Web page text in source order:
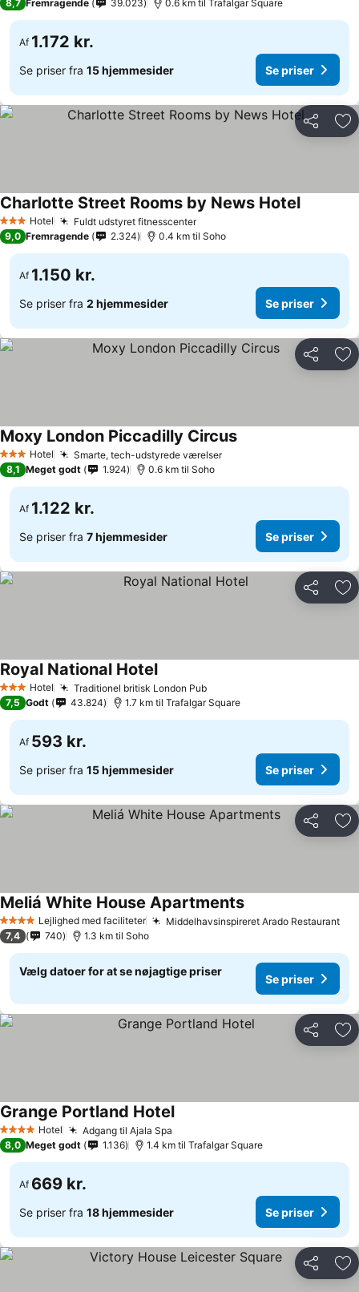
8,7 Fremragende 39.023 0.6 km til Trafalgar Square
Af 1.172 kr.
Se priser fra 15 hjemmesider Se priser
Del
3 StjernerHotel Fuldt udstyret fitnesscenterSe priser
Charlotte Street Rooms by News HotelSe priser
9,0 Fremragende 2.324 0.4 km til Soho
Af 1.150 kr.
Se priser fra 2 hjemmesider Se priser
Del
3 StjernerHotel Smarte, tech-udstyrede værelserSe priser
Moxy London Piccadilly CircusSe priser
8,1 Meget godt 1.924 0.6 km til Soho
Af 1.122 kr.
Se priser fra 7 hjemmesider Se priser
Del
3 StjernerHotel Traditionel britisk London PubSe priser
Royal National HotelSe priser
7,5 Godt 43.824 1.7 km til Trafalgar Square
Af 593 kr.
Se priser fra 15 hjemmesider Se priser
Del
4 StjernerLejlighed med faciliteter Middelhavsinspireret Arado RestaurantSe
Meliá White House ApartmentsSe priser
7,4 740 1.3 km til Soho
Vælg datoer for at se nøjagtige priser
Se priser
Del
4 StjernerHotel Adgang til Ajala Spa
Grange Portland HotelSe priser
8,0 Meget godt 1.136 1.4 km til Trafalgar Square
Af 669 kr.
Se priser fra 18 hjemmesider Se priser
Del